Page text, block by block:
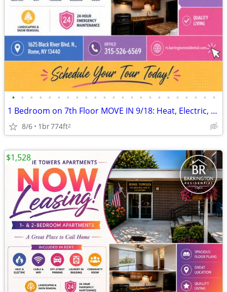
• • • • • • • • • • • • • • • • • • • • • • •
1 Bedroom on 7th Floor MOVE IN 9/18: Heat, Electric, Cable & WiFi Incl
8/6 1br774ft2
$1,528